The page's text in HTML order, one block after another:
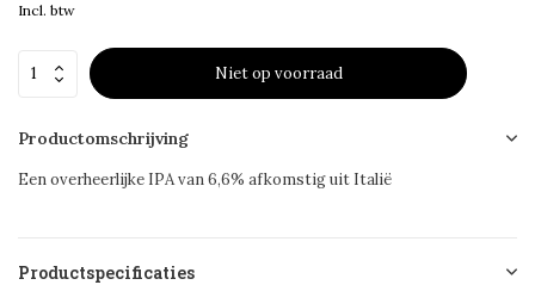
Incl. btw
Niet op voorraad
Productomschrijving
Een overheerlijke IPA van 6,6% afkomstig uit Italië
Productspecificaties